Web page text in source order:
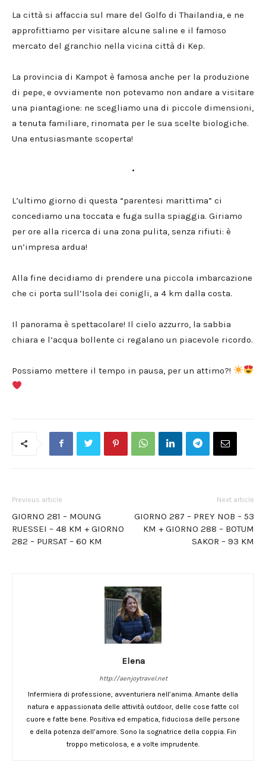
La città si affaccia sul mare del Golfo di Thailandia, e ne
approfittiamo per visitare alcune saline e il famoso
mercato del granchio nella vicina città di Kep.
La provincia di Kampot è famosa anche per la produzione
di pepe, e ovviamente non potevamo non andare a visitare
una piantagione: ne scegliamo una di piccole dimensioni,
a tenuta familiare, rinomata per le sua scelte biologiche.
Una entusiasmante scoperta!
•
L’ultimo giorno di questa “parentesi marittima” ci
concediamo una toccata e fuga sulla spiaggia. Giriamo
per ore alla ricerca di una zona pulita, senza rifiuti: è
un’impresa ardua!
Alla fine decidiamo di prendere una piccola imbarcazione
che ci porta sull’Isola dei conigli, a 4 km dalla costa.
Il panorama è spettacolare! Il cielo azzurro, la sabbia
chiara e l’acqua bollente ci regalano un piacevole ricordo.
Possiamo mettere il tempo in pausa, per un attimo?!
Previous article
GIORNO 281 – MOUNG
RUESSEI – 48 KM + GIORNO
282 – PURSAT – 60 KM
Next article
GIORNO 287 – PREY NOB – 53
KM + GIORNO 288 – BOTUM
SAKOR – 93 KM
Elena
http://aenjoytravel.net
Infermiera di professione, avventuriera nell’anima. Amante della
natura e appassionata delle attività outdoor, delle cose fatte col
cuore e fatte bene. Positiva ed empatica, fiduciosa delle persone
e della potenza dell’amore. Sono la sognatrice della coppia. Fin
troppo meticolosa, e a volte imprudente.